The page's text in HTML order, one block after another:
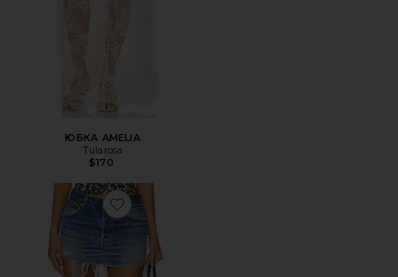
ЮБКА AMELIA
Tularosa
$170
Favorite ЮБКА МИНИ VINTAGE